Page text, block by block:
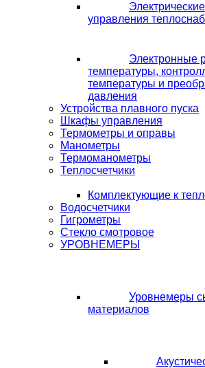
управления
Электронные
температуры,
температуры и
давления
Устройства плавного пуска
Шкафы управления
Термометры и оправы
Манометры
Термоманометры
Теплосчетчики
Комплектующие к
Водосчетчики
Гигрометры
Стекло смотровое
УРОВНЕМЕРЫ
Уровнемеры
материалов